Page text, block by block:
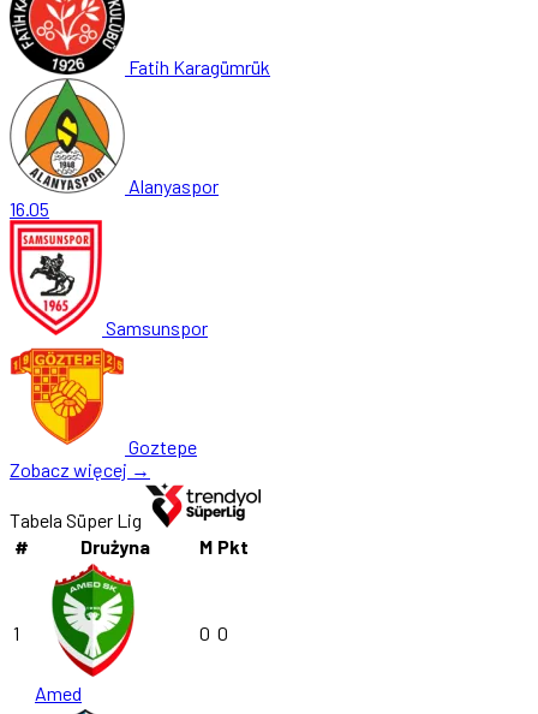
Fatih Karagümrük
Alanyaspor
16.05
Samsunspor
Goztepe
Zobacz więcej →
Tabela Süper Lig
#
Drużyna M Pkt
1
Amed
0 0